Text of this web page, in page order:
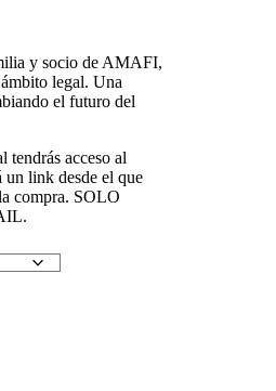
y socio de AMAFI,
legal. Una
el futuro del
tendrás acceso al
un link desde el que
compra. SOLO